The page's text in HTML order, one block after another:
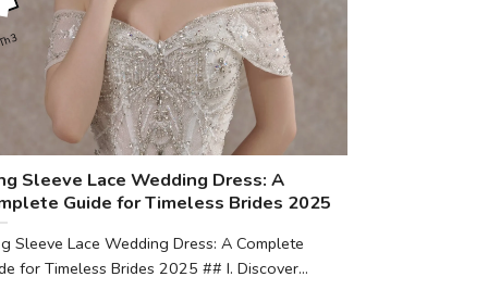
Sleeve Lace Wedding Dress: A
Guide for Timeless Brides 2025
Sleeve Lace Wedding Dress: A Complete
for Timeless Brides 2025 ## I. Discover...